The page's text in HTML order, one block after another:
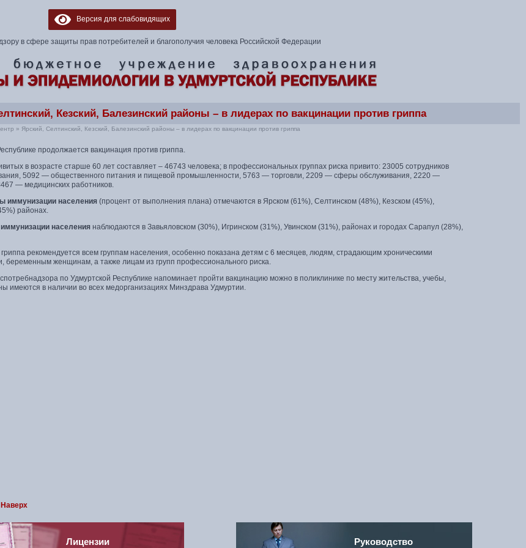
Версия для слабовидящих
в сфере защиты прав потребителей и благополучия человека Российской Федерации
Кезский, Балезинский районы – в лидерах по вакцинации против гриппа
» Ярский, Селтинский, Кезский, Балезинский районы – в лидерах по вакцинации против гриппа
продолжается вакцинация против гриппа.
в возрасте старше 60 лет составляет – 46743 человека; в профессиональных группах риска привито: 23005 сотрудников
5092 — общественного питания и пищевой промышленности, 5763 — торговли, 2209 — сферы обслуживания, 2220 —
— медицинских работников.
иммунизации населения (процент от выполнения плана) отмечаются в Ярском (61%), Селтинском (48%), Кезском (45%),
районах.
населения наблюдаются в Завьяловском (30%), Игринском (31%), Увинском (31%), районах и городах Сарапул (28%),
рекомендуется всем группам населения, особенно показана детям с 6 месяцев, людям, страдающим хроническими
беременным женщинам, а также лицам из групп профессионального риска.
по Удмуртской Республике напоминает пройти вакцинацию можно в поликлинике по месту жительства, учебы,
имеются в наличии во всех медорганизациях Минздрава Удмуртии.
Наверх
Лицензии Руководство